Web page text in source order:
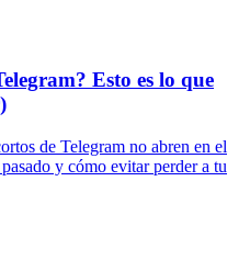
Esto es lo que
de Telegram no abren en el
y cómo evitar perder a tu